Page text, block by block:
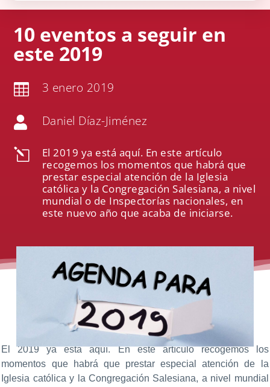
10 eventos a seguir en
este 2019
 3 enero 2019
 Daniel Díaz-Jiménez
l
El 2019 ya está aquí. En este artículo
recogemos los momentos que habrá que
prestar especial atención de la Iglesia
católica y la Congregación Salesiana, a nivel
mundial o de Inspectorías nacionales, en
este nuevo año que acaba de iniciarse.
El 2019 ya está aquí. En este artículo recogemos los
momentos que habrá que prestar especial atención de la
Iglesia católica y la Congregación Salesiana, a nivel mundial